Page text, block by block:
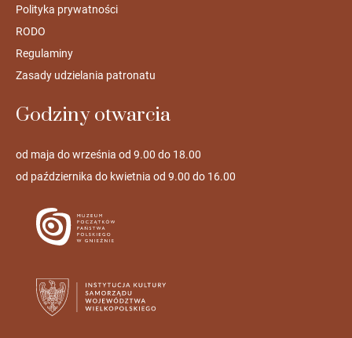
Polityka prywatności
RODO
Regulaminy
Zasady udzielania patronatu
Godziny otwarcia
od maja do września od 9.00 do 18.00
od października do kwietnia od 9.00 do 16.00